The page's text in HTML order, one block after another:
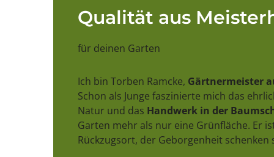
Qualität aus
für deinen Garten
Ich bin Torben Ramcke, Gärtnermeister
Schon als Junge faszinierte mich das
Natur und das Handwerk in der
Garten mehr als nur eine Grünfläche. Er
Rückzugsort, der Geborgenheit schenken